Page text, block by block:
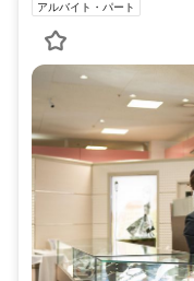
アルバイト・パート